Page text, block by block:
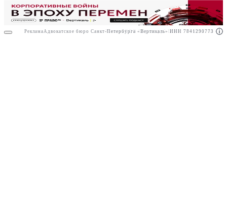
РекламаООО "Право.ру" ИНН: 7704835288
Реклама Адвокатское бюро Санкт-Петербурга «Вертикаль» ИНН 7841290773